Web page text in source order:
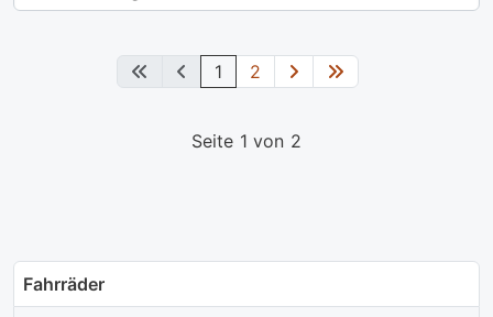
Fahrräder
1 2
Seite 1 von 2